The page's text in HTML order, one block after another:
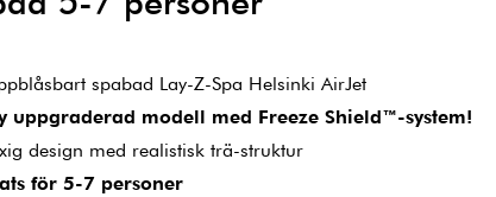
spabad Lay-Z-Spa Helsinki AirJet
uppgraderad modell med Freeze Shield™-system!
design med realistisk trä-struktur
för 5-7 personer